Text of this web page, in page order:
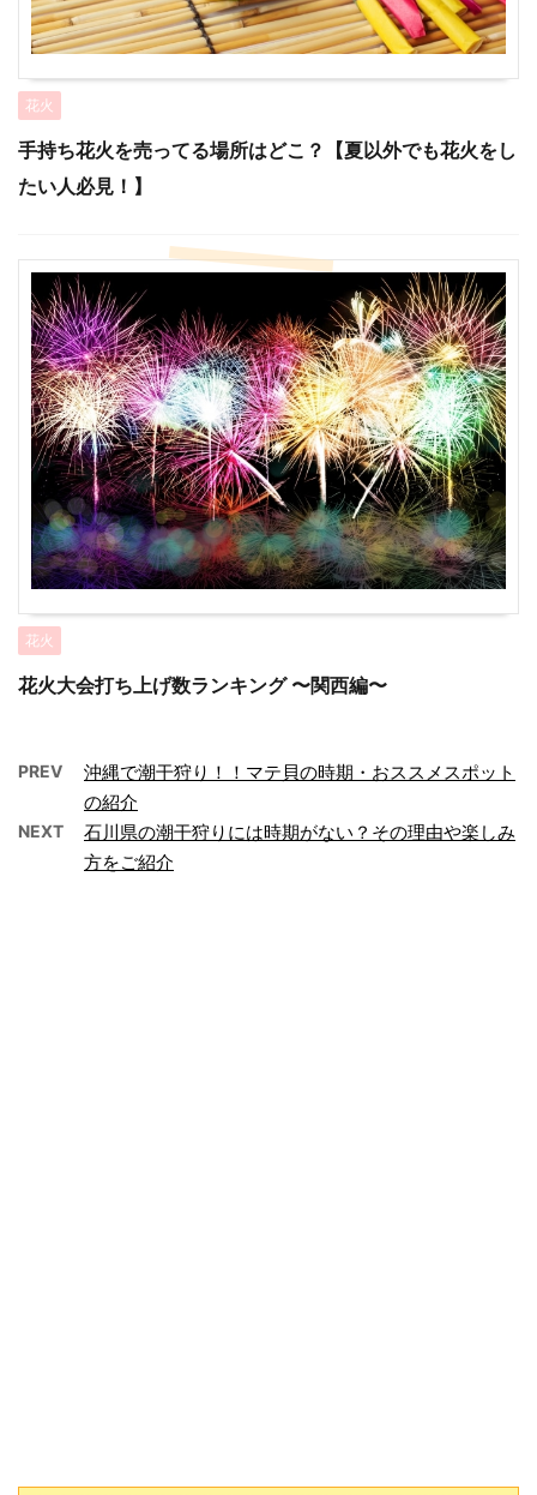
花火
手持ち花火を売ってる場所はどこ？【夏以外でも花火をし
たい人必見！】
花火
花火大会打ち上げ数ランキング 〜関西編〜
PREV
沖縄で潮干狩り！！マテ貝の時期・おススメスポット
の紹介
NEXT
石川県の潮干狩りには時期がない？その理由や楽しみ
方をご紹介